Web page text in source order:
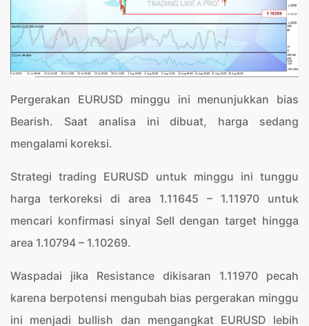
Pergerakan EURUSD minggu ini menunjukkan bias
Bearish. Saat analisa ini dibuat, harga sedang
mengalami koreksi.
Strategi trading EURUSD untuk minggu ini tunggu
harga terkoreksi di area 1.11645 – 1.11970 untuk
mencari konfirmasi sinyal Sell dengan target hingga
area 1.10794 – 1.10269.
Waspadai jika Resistance dikisaran 1.11970 pecah
karena berpotensi mengubah bias pergerakan minggu
ini menjadi bullish dan mengangkat EURUSD lebih